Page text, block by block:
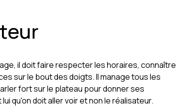
il doit faire respecter les horaires, connaître
sur le bout des doigts. Il manage tous les
fort sur le plateau pour donner ses
qu'on doit aller voir et non le réalisateur.